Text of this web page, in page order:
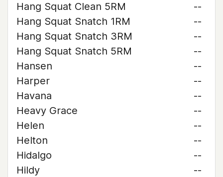
Hang Squat Clean 5RM
--
Hang Squat Snatch 1RM
--
Hang Squat Snatch 3RM
--
Hang Squat Snatch 5RM
--
Hansen
--
Harper
--
Havana
--
Heavy Grace
--
Helen
--
Helton
--
Hidalgo
--
Hildy
--